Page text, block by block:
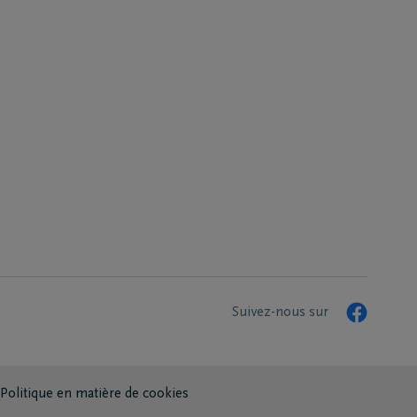
Suivez-nous sur
Politique en matière de cookies